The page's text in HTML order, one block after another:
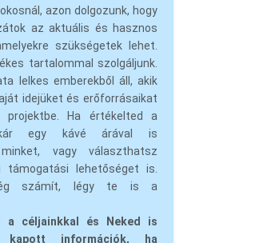
azon dolgozunk, hogy
az aktuális és hasznos
szükségetek lehet.
tartalommal szolgáljunk.
lelkes emberekből áll, akik
idejüket és erőforrásaikat
Ha értékelted a
egy kávé árával is
vagy választhatsz
támogatási lehetőséget is.
számít, légy te is a
a céljainkkal és Neked is
kapott információk, ha